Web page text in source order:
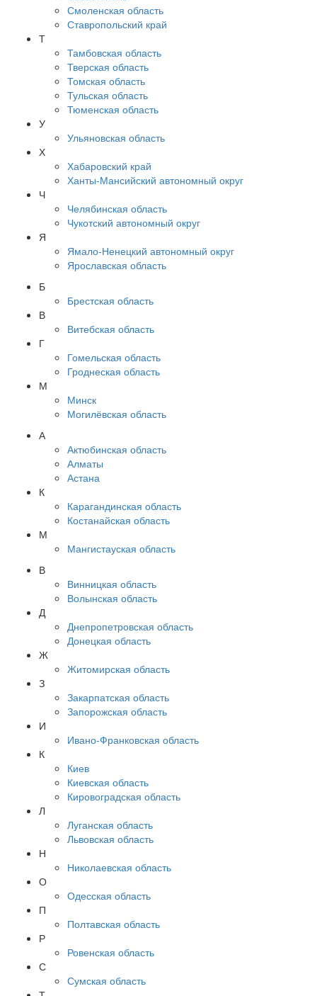
Смоленская область
Ставропольский край
Т
Тамбовская область
Тверская область
Томская область
Тульская область
Тюменская область
У
Ульяновская область
Х
Хабаровский край
Ханты-Мансийский автономный округ
Ч
Челябинская область
Чукотский автономный округ
Я
Ямало-Ненецкий автономный округ
Ярославская область
Б
Брестская область
В
Витебская область
Г
Гомельская область
Гроднеская область
М
Минск
Могилёвская область
А
Актюбинская область
Алматы
Астана
К
Карагандинская область
Костанайская область
М
Мангистауская область
В
Винницкая область
Волынская область
Д
Днепропетровская область
Донецкая область
Ж
Житомирская область
З
Закарпатская область
Запорожская область
И
Ивано-Франковская область
К
Киев
Киевская область
Кировоградская область
Л
Луганская область
Львовская область
Н
Николаевская область
О
Одесская область
П
Полтавская область
Р
Ровенская область
С
Сумская область